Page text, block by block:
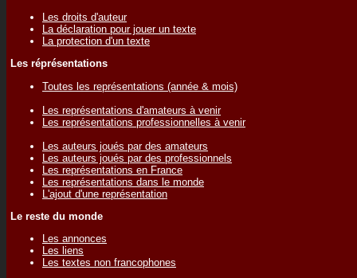
Les droits d'auteur
La déclaration pour jouer un texte
La protection d'un texte
Les réprésentations
Toutes les représentations (année & mois)
Les représentations d'amateurs à venir
Les représentations professionnelles à venir
Les auteurs joués par des amateurs
Les auteurs joués par des professionnels
Les représentations en France
Les représentations dans le monde
L'ajout d'une représentation
Le reste du monde
Les annonces
Les liens
Les textes non francophones